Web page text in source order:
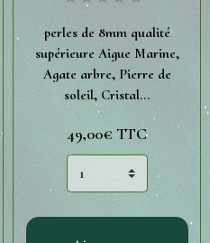
perles de 8mm qualité
supérieure Aigue Marine,
Agate arbre, Pierre de
soleil, Cristal...
49,00€ TTC